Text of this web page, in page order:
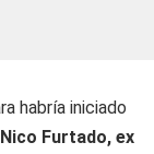
habría iniciado
Furtado, ex